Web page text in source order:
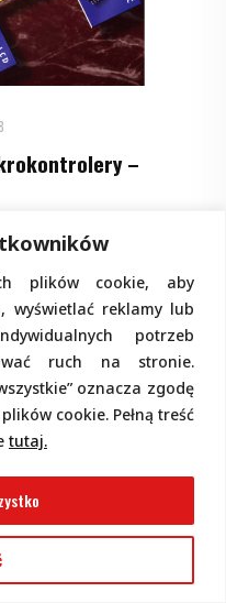
plików cookie, aby
wyświetlać reklamy lub
potrzeb
ruch na stronie.
oznacza zgodę
cookie. Pełną treść
tutaj.
–
elementem
gdyż realizują
układy
wiele
jednak niektóre
elementami do
zrobić?